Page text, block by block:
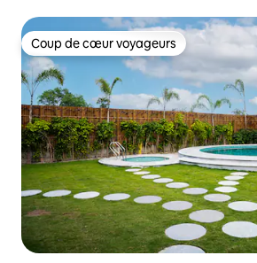
Coup de cœur voyageurs
Coup de cœur voyageurs